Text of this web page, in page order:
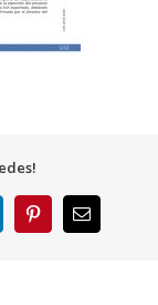
PinterestCorreo
electrónico